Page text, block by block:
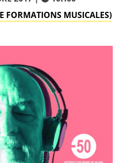
FORMATIONS MUSICALES)